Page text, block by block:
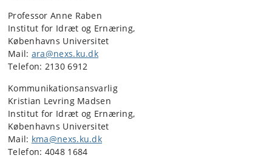
Professor Anne Raben
Institut for Idræt og Ernæring,
Københavns Universitet
Mail: ara@nexs.ku.dk
Telefon: 2130 6912
Kommunikationsansvarlig
Kristian Levring Madsen
Institut for Idræt og Ernæring,
Københavns Universitet
Mail: kma@nexs.ku.dk
Telefon: 4048 1684